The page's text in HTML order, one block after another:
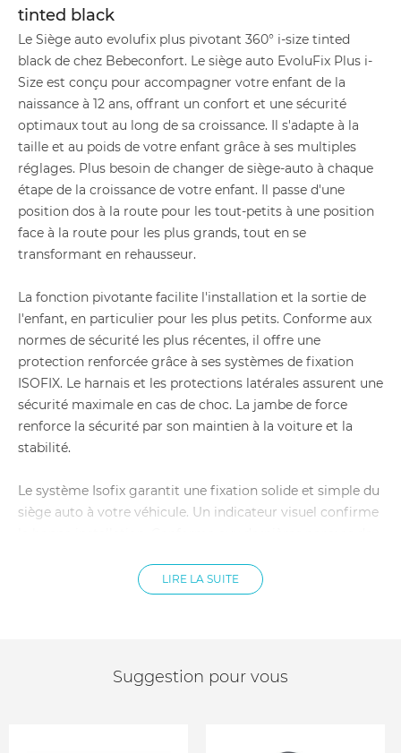
tinted black
Le Siège auto evolufix plus pivotant 360° i-size tinted
black de chez Bebeconfort. Le siège auto EvoluFix Plus i-
Size est conçu pour accompagner votre enfant de la
naissance à 12 ans, offrant un confort et une sécurité
optimaux tout au long de sa croissance. Il s'adapte à la
taille et au poids de votre enfant grâce à ses multiples
réglages. Plus besoin de changer de siège-auto à chaque
étape de la croissance de votre enfant. Il passe d'une
position dos à la route pour les tout-petits à une position
face à la route pour les plus grands, tout en se
transformant en rehausseur.
La fonction pivotante facilite l'installation et la sortie de
l'enfant, en particulier pour les plus petits. Conforme aux
normes de sécurité les plus récentes, il offre une
protection renforcée grâce à ses systèmes de fixation
ISOFIX. Le harnais et les protections latérales assurent une
sécurité maximale en cas de choc. La jambe de force
renforce la sécurité par son maintien à la voiture et la
stabilité.
Le système Isofix garantit une fixation solide et simple du
siège auto à votre véhicule. Un indicateur visuel confirme
recommandée jusqu'à 4 ans, pour une protection
maximale de la tête et du cou en cas de choc frontal. La
LIRE LA SUITE
Suggestion pour vous